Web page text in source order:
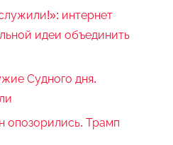
интернет
идеи объединить
Судного дня.
опозорились. Трамп